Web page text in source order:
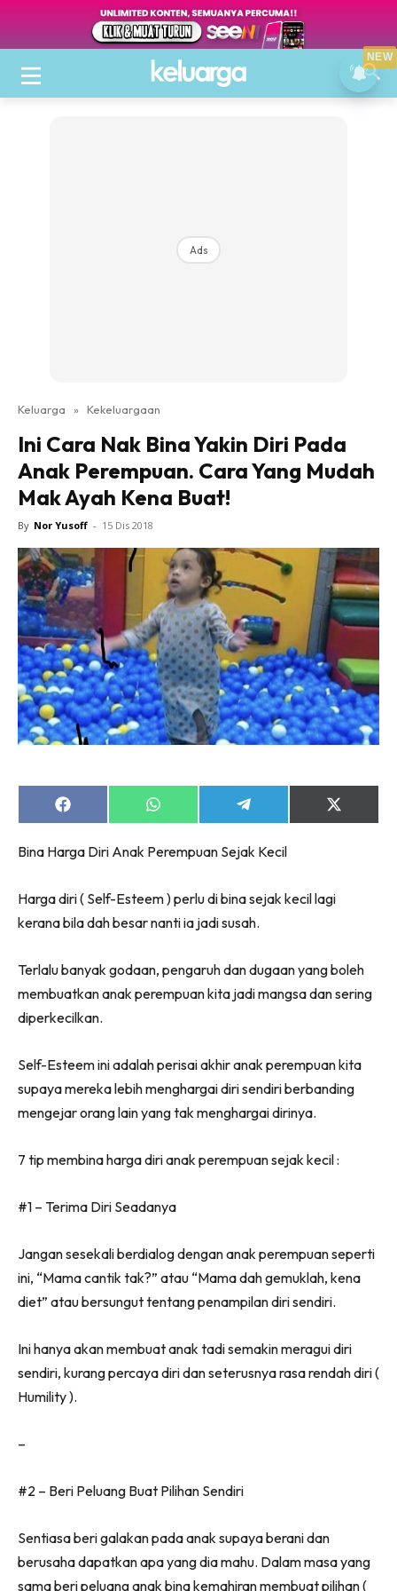
Ads
Keluarga » Kekeluargaan
Ini Cara Nak Bina Yakin Diri Pada
Anak Perempuan. Cara Yang Mudah
Mak Ayah Kena Buat!
By Nor Yusoff - 15 Dis 2018
Share
on
Share
on
Share
on
Share
on
Bina Harga Diri Anak Perempuan Sejak Kecil
Harga diri ( Self-Esteem ) perlu di bina sejak kecil lagi
kerana bila dah besar nanti ia jadi susah.
Terlalu banyak godaan, pengaruh dan dugaan yang boleh
membuatkan anak perempuan kita jadi mangsa dan sering
diperkecilkan.
Self-Esteem ini adalah perisai akhir anak perempuan kita
supaya mereka lebih menghargai diri sendiri berbanding
mengejar orang lain yang tak menghargai dirinya.
7 tip membina harga diri anak perempuan sejak kecil :
#1 – Terima Diri Seadanya
Jangan sesekali berdialog dengan anak perempuan seperti
ini, “Mama cantik tak?” atau “Mama dah gemuklah, kena
diet” atau bersungut tentang penampilan diri sendiri.
Ini hanya akan membuat anak tadi semakin meragui diri
sendiri, kurang percaya diri dan seterusnya rasa rendah diri (
Humility ).
–
#2 – Beri Peluang Buat Pilihan Sendiri
Sentiasa beri galakan pada anak supaya berani dan
berusaha dapatkan apa yang dia mahu. Dalam masa yang
sama beri peluang anak bina kemahiran membuat pilihan (
NEW